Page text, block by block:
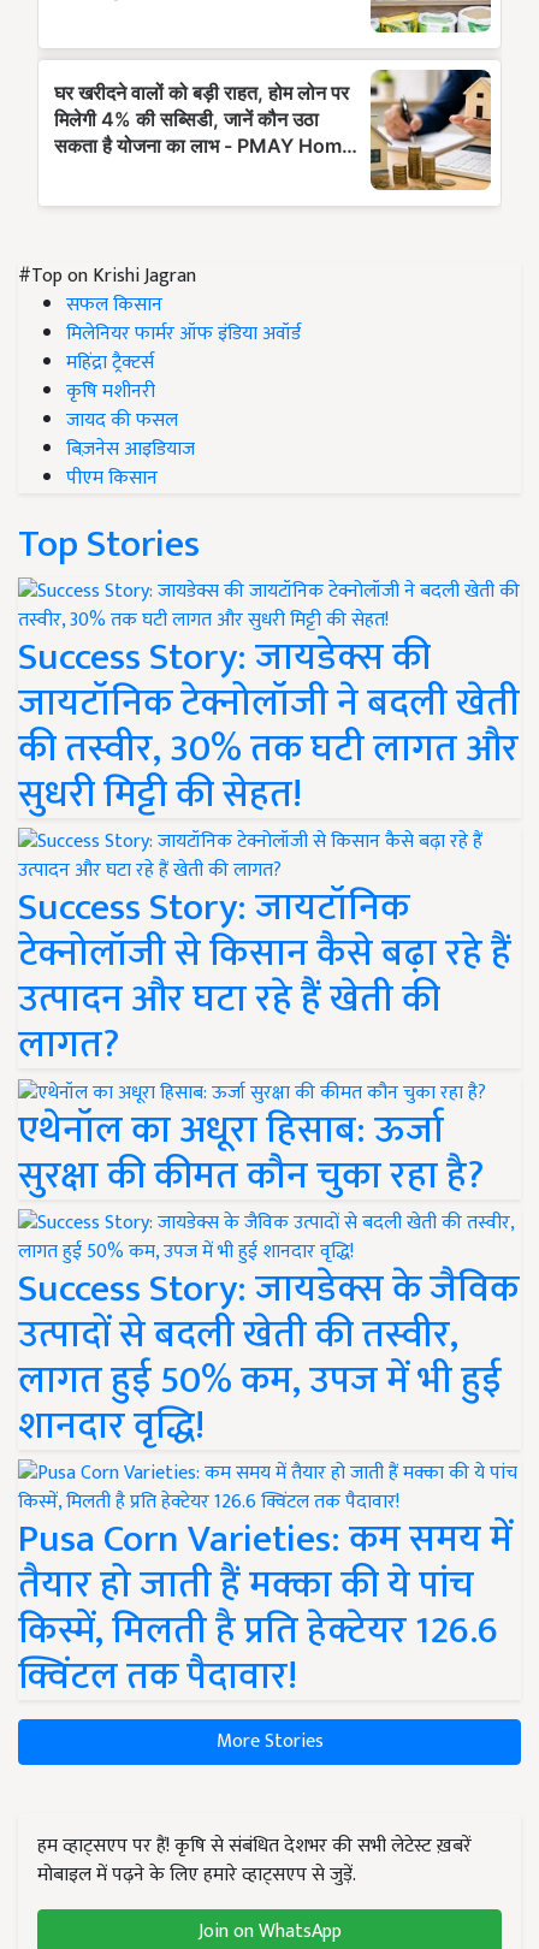
#Top on Krishi Jagran
सफल किसान
मिलेनियर फार्मर ऑफ इंडिया अवॉर्ड
महिंद्रा ट्रैक्टर्स
कृषि मशीनरी
जायद की फसल
बिज़नेस आइडियाज
पीएम किसान
Top Stories
Success Story: जायडेक्स की
जायटॉनिक टेक्नोलॉजी ने बदली खेती
की तस्वीर, 30% तक घटी लागत और
सुधरी मिट्टी की सेहत!
Success Story: जायटॉनिक
टेक्नोलॉजी से किसान कैसे बढ़ा रहे हैं
उत्पादन और घटा रहे हैं खेती की
लागत?
एथेनॉल का अधूरा हिसाब: ऊर्जा
सुरक्षा की कीमत कौन चुका रहा है?
Success Story: जायडेक्स के जैविक
उत्पादों से बदली खेती की तस्वीर,
लागत हुई 50% कम, उपज में भी हुई
शानदार वृद्धि!
Pusa Corn Varieties: कम समय में
तैयार हो जाती हैं मक्का की ये पांच
किस्में, मिलती है प्रति हेक्टेयर 126.6
क्विंटल तक पैदावार!
More Stories
हम व्हाट्सएप पर हैं! कृषि से संबंधित देशभर की सभी लेटेस्ट ख़बरें
मोबाइल में पढ़ने के लिए हमारे व्हाट्सएप से जुड़ें.
Join on WhatsApp